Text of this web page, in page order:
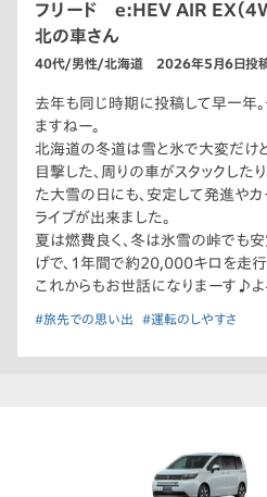
フリード e:HEV AIR EX（
北の車さん
40代/男性/北海道 2026年5月6日投
去年も同じ時期に投稿して早一年。
ますねー。
北海道の冬道は雪と氷で大変だけ
目撃した、周りの車がスタックした
た大雪の日にも、安定して発進や
ライブが出来ました。
夏は燃費良く、冬は氷雪の峠でも
げで、1年間で約20,000キロを走行
これからもお世話になりまーす♪よ
#旅先での思い出 #運転のしやすさ